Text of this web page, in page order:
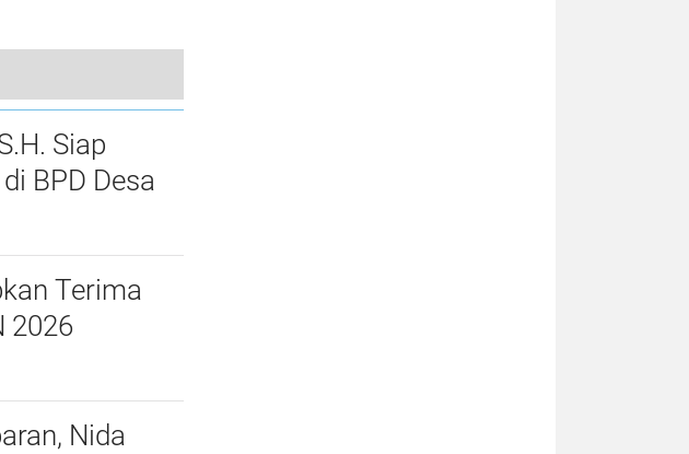
Babinsa Berikan Piagam Penghargaan dan Hadiah Lomba Kebersihan Kelas di SDN Kratonan
Siap
BPD Desa
Terima
2026
Nida